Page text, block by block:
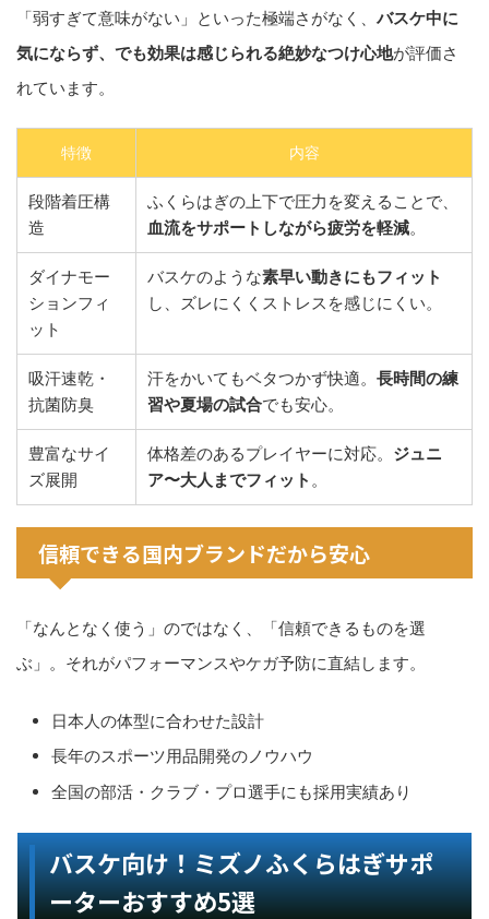
「弱すぎて意味がない」といった極端さがなく、 バスケ中に
気にならず、でも効果は感じられる絶妙なつけ心地が評価さ
れています。
特徴 内容
段階着圧構
造
ふくらはぎの上下で圧力を変えることで、
血流をサポートしながら疲労を軽減。
ダイナモー
ションフィ
ット
バスケのような素早い動きにもフィット
し、ズレにくくストレスを感じにくい。
吸汗速乾・
抗菌防臭
汗をかいてもベタつかず快適。 長時間の練
習や夏場の試合でも安心。
豊富なサイ
ズ展開
体格差のあるプレイヤーに対応。 ジュニ
ア〜大人までフィット 。
信頼できる国内ブランドだから安心
「なんとなく使う」のではなく、「信頼できるものを選
ぶ」。それがパフォーマンスやケガ予防に直結します。
日本人の体型に合わせた設計
長年のスポーツ用品開発のノウハウ
全国の部活・クラブ・プロ選手にも採用実績あり
バスケ向け！ミズノふくらはぎサポ
ーターおすすめ5選